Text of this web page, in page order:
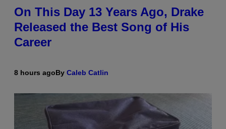
On This Day 13 Years Ago, Drake
Released the Best Song of His
Career
8 hours agoBy Caleb Catlin